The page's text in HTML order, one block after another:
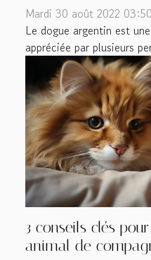
Mardi 30 août 2022 03:50
Le dogue argentin est
appréciée par plusieurs
3 conseils clés
animal de